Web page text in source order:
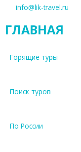
info@lik-travel.ru
ГЛАВНАЯ
Горящие туры
Поиск туров
По России